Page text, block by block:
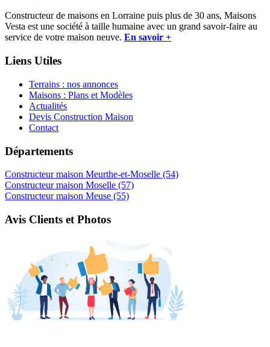
Constructeur de maisons en Lorraine puis plus de 30 ans, Maisons
Vesta est une société à taille humaine avec un grand savoir-faire au
service de votre maison neuve. En savoir +
Liens Utiles
Terrains : nos annonces
Maisons : Plans et Modèles
Actualités
Devis Construction Maison
Contact
Départements
Constructeur maison Meurthe-et-Moselle (54)
Constructeur maison Moselle (57)
Constructeur maison Meuse (55)
Avis Clients et Photos